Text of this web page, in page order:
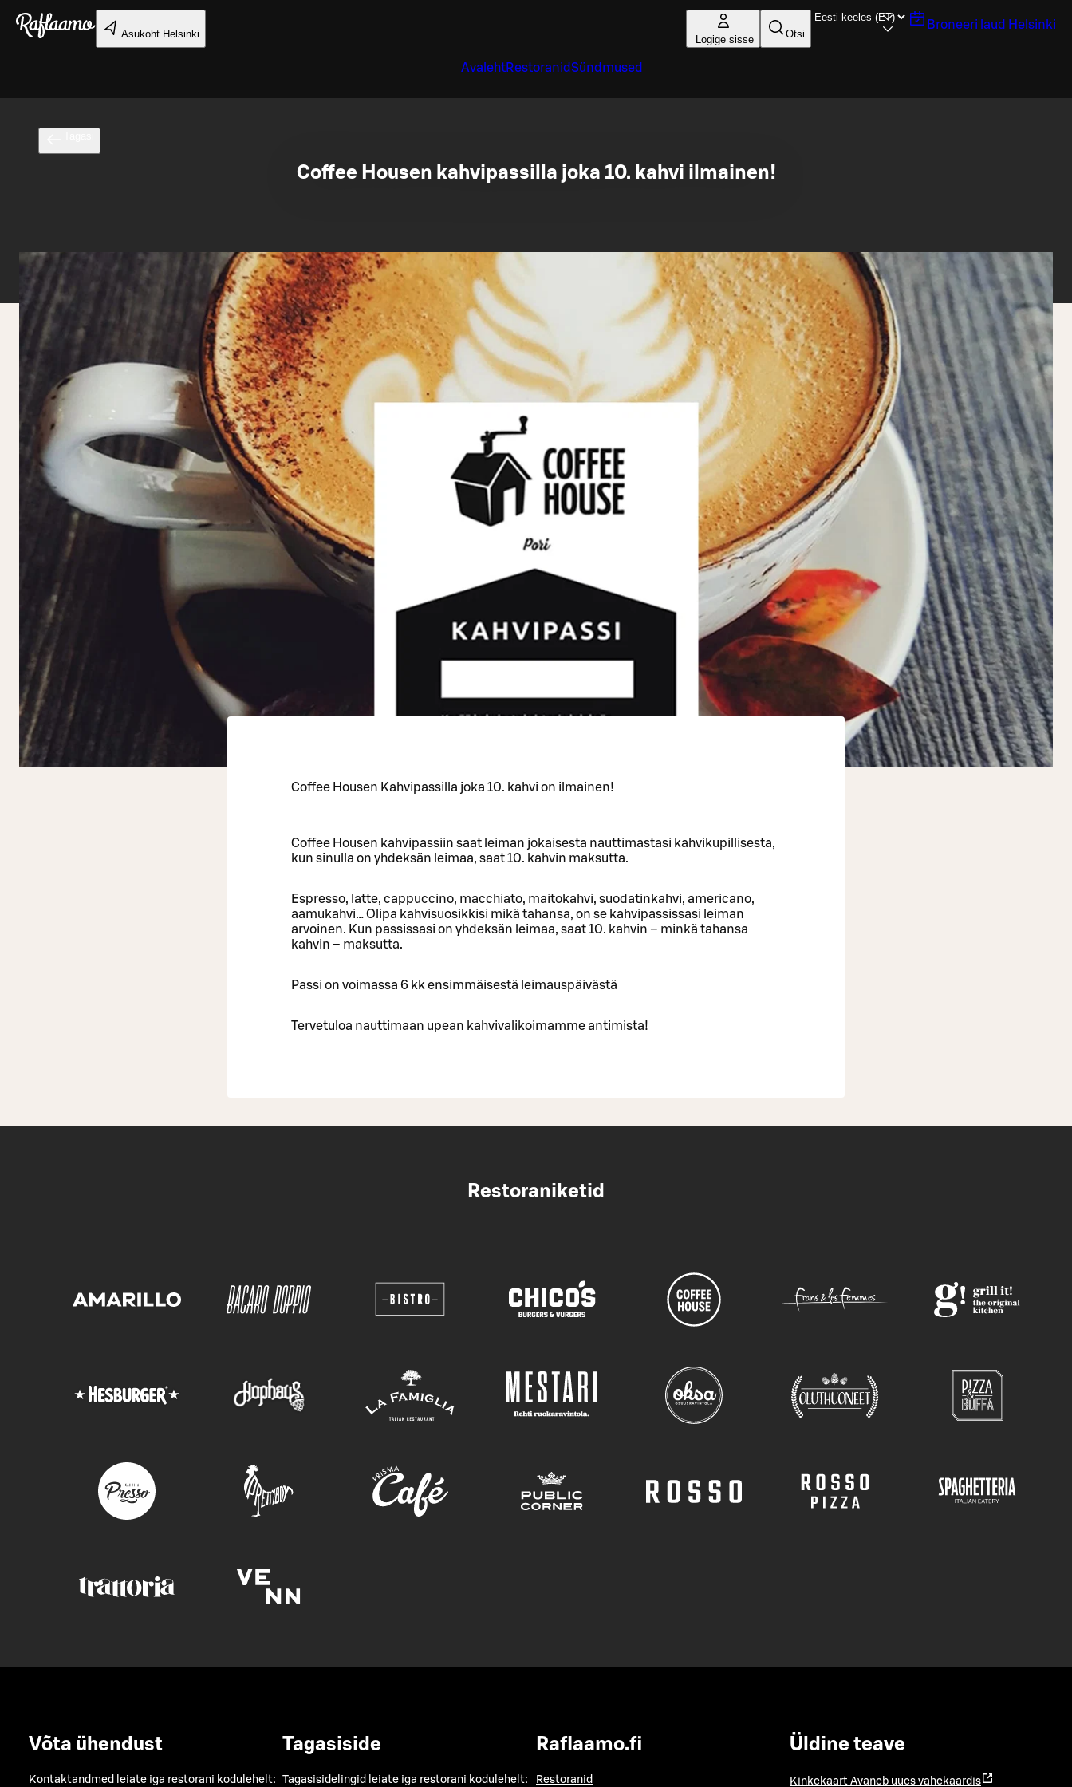
Liigu peamise sisu juurde
Asukoht Helsinki Logige sisse Otsi
Broneeri laud Helsinki
AvalehtRestoranidSündmused
Coffee Housen kahvipassilla joka 10. kahvi ilmainen!
Coffee Housen Kahvipassilla joka 10. kahvi on ilmainen!
Coffee Housen kahvipassiin saat leiman jokaisesta nauttimastasi kahvikupillisesta,
kun sinulla on yhdeksän leimaa, saat 10. kahvin maksutta.
Espresso, latte, cappuccino, macchiato, maitokahvi, suodatinkahvi, americano,
aamukahvi… Olipa kahvisuosikkisi mikä tahansa, on se kahvipassissasi leiman
arvoinen. Kun passissasi on yhdeksän leimaa, saat 10. kahvin – minkä tahansa
kahvin – maksutta.
Passi on voimassa 6 kk ensimmäisestä leimauspäivästä
Tervetuloa nauttimaan upean kahvivalikoimamme antimista!
Restoraniketid
Võta ühendust
Kontaktandmed leiate iga restorani kodulehelt:
Tagasiside
Tagasisidelingid leiate iga restorani kodulehelt:
Raflaamo.fi
Restoranid
Üldine teave
Kinkekaart Avaneb uues vahekaardis